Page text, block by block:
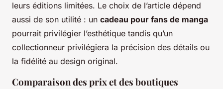
leurs éditions limitées. Le choix de l’article dépend
aussi de son utilité : un cadeau pour fans de manga
pourrait privilégier l’esthétique tandis qu’un
collectionneur privilégiera la précision des détails ou
la fidélité au design original.
Comparaison des prix et des boutiques